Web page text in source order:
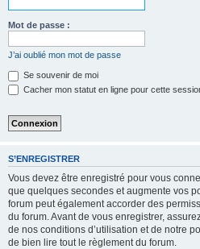
Mot de passe :
J’ai oublié mon mot de passe
Se souvenir de moi
Cacher mon statut en ligne pour cette
S’ENREGISTRER
Vous devez être enregistré pour vous
que quelques secondes et augmente vos
forum peut également accorder des
du forum. Avant de vous enregistrer,
de nos conditions d’utilisation et de notre
de bien lire tout le règlement du forum.